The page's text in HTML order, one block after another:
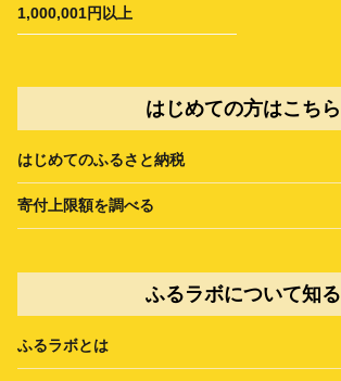
1,000,001円以上
はじめての方はこちら
はじめてのふるさと納税
寄付上限額を調べる
ふるラボについて知る
ふるラボとは